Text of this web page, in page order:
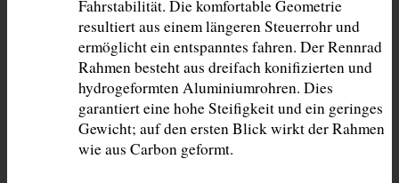
Fahrstabilität. Die komfortable Geometrie
resultiert aus einem längeren Steuerrohr und
ermöglicht ein entspanntes fahren. Der Rennrad
Rahmen besteht aus dreifach konifizierten und
hydrogeformten Aluminiumrohren. Dies
garantiert eine hohe Steifigkeit und ein geringes
Gewicht; auf den ersten Blick wirkt der Rahmen
wie aus Carbon geformt.